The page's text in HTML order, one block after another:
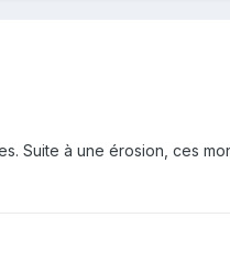
Suite à une érosion, ces